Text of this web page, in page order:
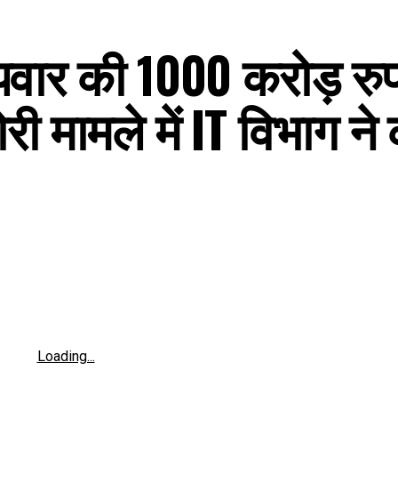
की 1000 करोड़
मामले में IT विभाग ने
Loading...